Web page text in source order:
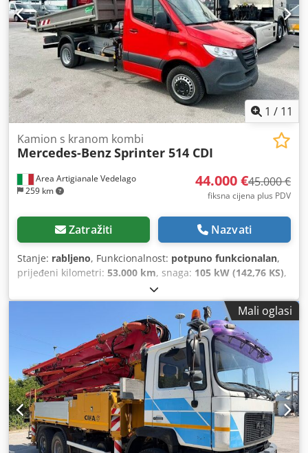
1 / 11
Area Artigianale Vedelago
259 km
Kamion s kranom kombi
Mercedes-BenzSprinter 514 CDI
44.000 €45.000 €
fiksna cijena plus PDV
Zatražiti Nazvati
Stanje: rabljeno, Funkcionalnost: potpuno funkcionalan,
prijeđeni kilometri: 53.000 km, snaga: 105 kW (142,76 KS),
, vrsta goriva:
masa:3.500 kg, konfiguracija osovina:4x2, gorivo:dizel,
, vrsta prijenosa:mehanički, emisijska klasa:
čelik, broj sjedala:3
, duljina prostora za
3.000 mm, širina utovarnog prostora:2.000 mm
visina utovarnog prostora:350 mm, Oprema:
ABS, AdBlue,
Bluetooth, dizalica, električno podesivo ogledalo,
električno upravljanje prozorima, elektronički program
stabilnosti (ESP), filtar čestica, klima uređaj, računalo na
vozilu, registracija kamiona, servo upravljač, središnje
zaključavanje, start-stop sustav, tempomat, zračni
jastuk
Mali oglasi